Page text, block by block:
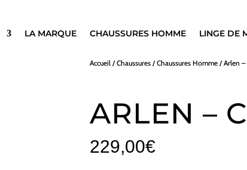
LA MARQUE CHAUSSURES HOMME LINGE DE
Accueil /Chaussures /Chaussures Homme / Arlen –
ARLEN –
229,00€